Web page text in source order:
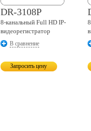
DR-3108P
8-канальный Full HD IP-
видеорегистратор
В сравнение
Запросить цену